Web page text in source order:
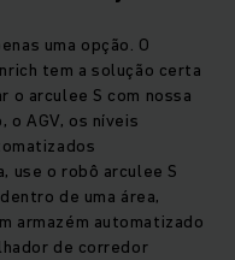
uma opção. O
tem a solução certa
o arculee S com nossa
o AGV, os níveis
use o robô arculee S
de uma área,
armazém automatizado
de corredor